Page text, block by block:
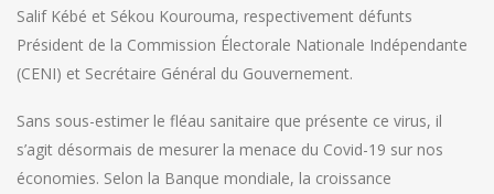
Salif Kébé et Sékou Kourouma, respectivement défunts
Président de la Commission Électorale Nationale Indépendante
(CENI) et Secrétaire Général du Gouvernement.
Sans sous-estimer le fléau sanitaire que présente ce virus, il
s’agit désormais de mesurer la menace du Covid-19 sur nos
économies. Selon la Banque mondiale, la croissance